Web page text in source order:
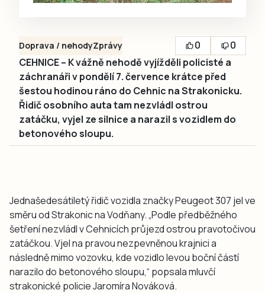
Doprava / nehodyZprávy 0
0
CEHNICE – K vážně nehodě vyjížděli policisté a
záchranáři v pondělí 7. července krátce před
šestou hodinou ráno do Cehnic na Strakonicku.
Řidič osobního auta tam nezvládl ostrou
zatáčku, vyjel ze silnice a narazil s vozidlem do
betonového sloupu.
Jednašedesátiletý řidič vozidla značky Peugeot 307 jel ve
směru od Strakonic na Vodňany. „Podle předběžného
šetření nezvládl v Cehnicích průjezd ostrou pravotočivou
zatáčkou. Vjel na pravou nezpevněnou krajnici a
následně mimo vozovku, kde vozidlo levou boční částí
narazilo do betonového sloupu,“ popsala mluvčí
strakonické policie Jaromíra Nováková.